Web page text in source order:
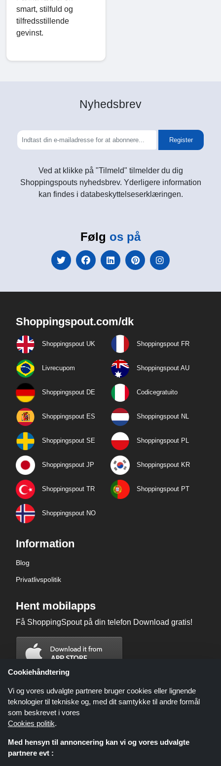
smart, stilfuld og
tilfredsstillende
gevinst.
Nyhedsbrev
Register
Ved at klikke på "Tilmeld" tilmelder du dig
Shoppingspouts nyhedsbrev. Yderligere information
kan findes i databeskyttelseserklæringen.
Følg os på
Shoppingspout.com/dk
Shoppingspout UK Shoppingspout FR
Livrecupom Shoppingspout AU
Shoppingspout DE Codicegratuito
Shoppingspout ES Shoppingspout NL
Shoppingspout SE Shoppingspout PL
Shoppingspout JP Shoppingspout KR
Shoppingspout TR Shoppingspout PT
Shoppingspout NO
Information
Blog
Privatlivspolitik
Hent mobilapps
Få ShoppingSpout på din telefon Download gratis!
Cookiehåndtering
Vi og vores udvalgte partnere bruger cookies eller lignende
teknologier til tekniske og, med dit samtykke til andre formål
som beskrevet i vores
Cookies politik.
Med hensyn til annoncering kan vi og vores udvalgte
partnere evt :